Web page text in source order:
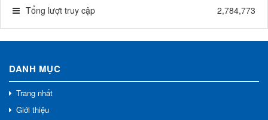
Tổng lượt truy cập
2,784,773
DANH MỤC
Trang nhất
Giới thiệu